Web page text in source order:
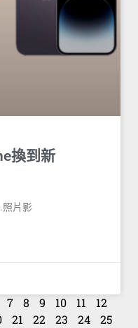
換到新
照片影
7 8 9 10 11
12
21 22 23 24
25